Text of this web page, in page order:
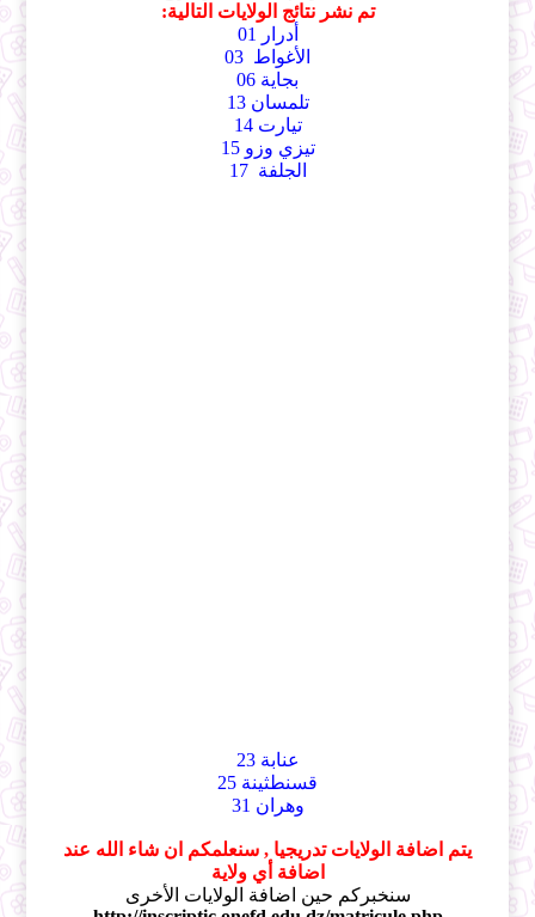
تم نشر نتائج الولايات التالية:
أدرار 01
الأغواط 03
بجاية 06
تلمسان 13
تيارت 14
تيزي وزو 15
الجلفة 17
عنابة 23
قسنطثينة 25
وهران 31
يتم اضافة الولايات تدريجيا , سنعلمكم ان شاء الله عند
اضافة أي ولاية
سنخبركم حين اضافة الولايات الأخرى